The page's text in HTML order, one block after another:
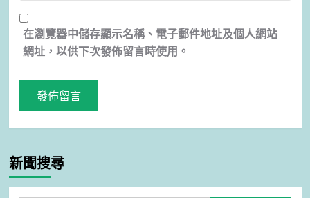
在瀏覽器中儲存顯示名稱、電子郵件地址及個人網站
網址，以供下次發佈留言時使用。
新聞搜尋